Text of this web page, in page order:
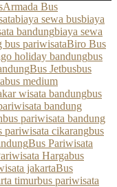
Armada Bus
biaya sewa busbiaya
bandungbiaya sewa
bus pariwisataBiro Bus
holiday bandungbus
Bus Jetbusbus
bus medium
wisata bandungbus
bandung
bus pariwisata bandung
pariwisata cikarangbus
Bus Pariwisata
Hargabus
jakartaBus
timurbus pariwisata